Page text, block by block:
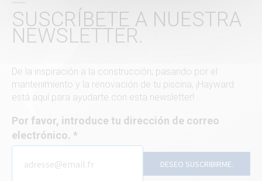
SUSCRÍBETE A NUESTRA
NEWSLETTER.
De la inspiración a la construcción; pasando por el
mantenimiento y la renovación de tu piscina, ¡Hayward
está aquí para ayudarte con esta newsletter!
Por favor, introduce tu dirección de correo
electrónico.
DESEO SUSCRIBIRME.